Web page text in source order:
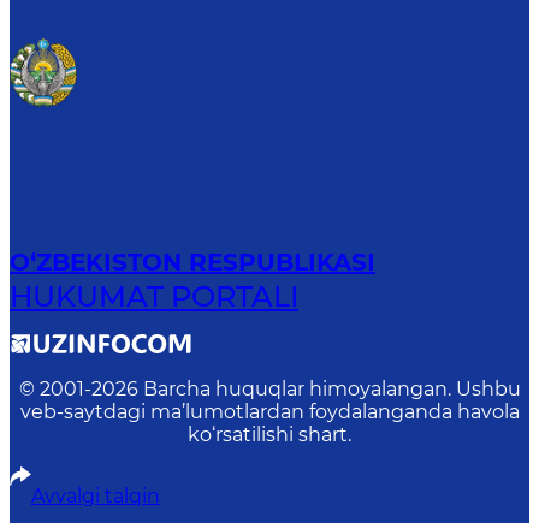
O‘ZBEKISTON RESPUBLIKASI
HUKUMAT PORTALI
© 2001-2026 Barcha huquqlar himoyalangan. Ushbu
veb-saytdagi ma’lumotlardan foydalanganda havola
ko‘rsatilishi shart.
Avvalgi talqin